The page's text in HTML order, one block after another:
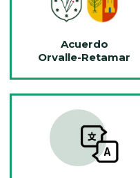
Acuerdo
Orvalle-Retamar